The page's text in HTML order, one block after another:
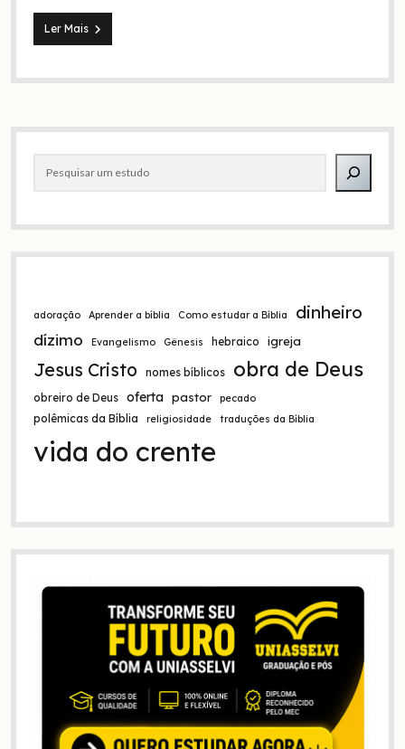
Ler MaisA
graça
Deus
Tito
2:11-
12)
Barra
lateral
adoração Aprender a bíblia Como estudar a Bíblia dinheiro
dízimo Evangelismo Gênesis hebraico igreja
Jesus Cristo nomes bíblicos obra de Deus
obreiro de Deus oferta pastor pecado
polêmicas da Bíblia religiosidade traduções da Bíblia
vida do crente